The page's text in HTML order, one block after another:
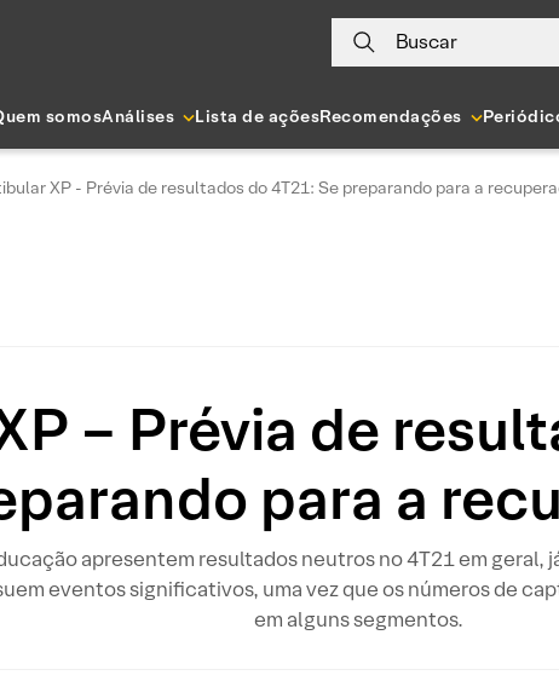
Buscar
somosAnálises Lista de açõesRecomendações
XP - Prévia de resultados do 4T21: Se preparando para a
– Prévia de
para a
apresentem resultados neutros no 4T21 em
eventos significativos, uma vez que os números de
em alguns segmentos.